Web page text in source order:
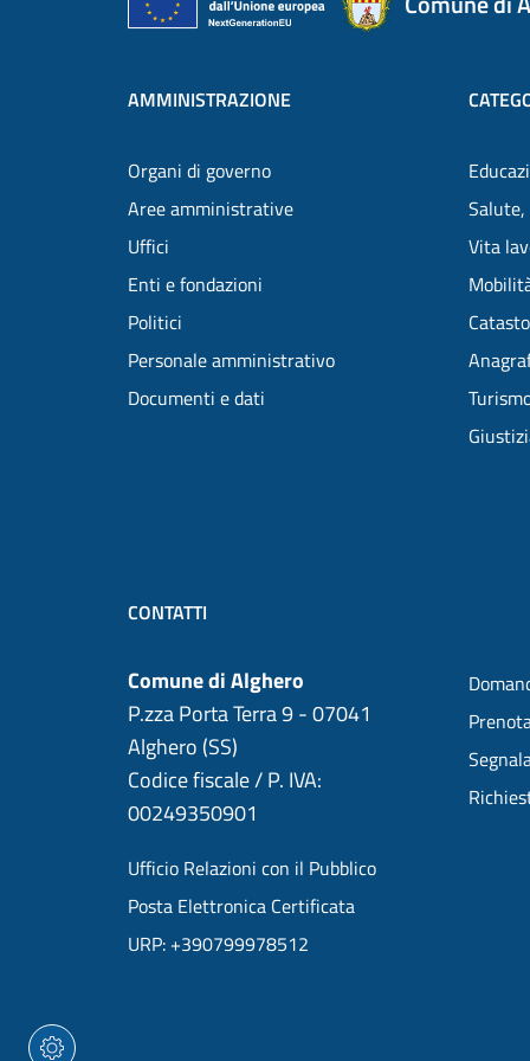
AMMINISTRAZIONE
Organi di governo
Aree amministrative
Uffici
Enti e fondazioni
Politici
Personale amministrativo
Documenti e dati
Salute,
Vita
CONTATTI
Comune di Alghero
P.zza Porta Terra 9 - 07041
Alghero (SS)
Codice fiscale / P. IVA:
00249350901
Ufficio Relazioni con il Pubblico
Posta Elettronica Certificata
URP: +390799978512